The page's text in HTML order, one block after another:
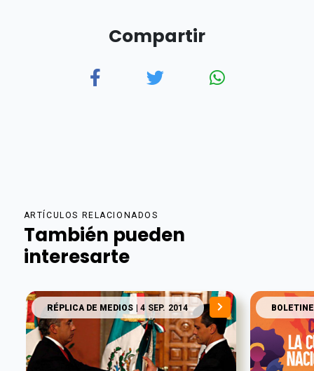
Compartir
ARTÍCULOS RELACIONADOS
También pueden
interesarte
RÉPLICA DE MEDIOS | 4 SEP. 2014